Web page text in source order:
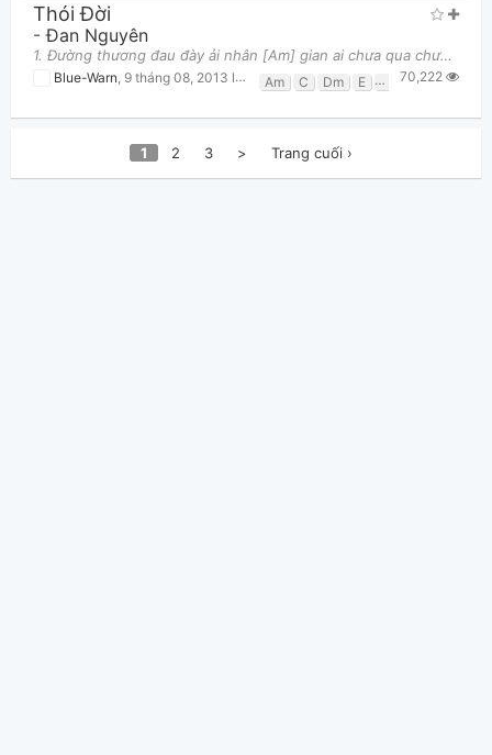
Thói Đời
-Đan Nguyên
1. Đường thương đau đày ải nhân [Am] gian ai chưa qua chưa phải là người Trong thói [C] đời, cười r
Blue-Warn, 9 tháng 08, 2013 lúc 06:20am Am C Dm E E7 F
70,222
1 2 3 > Trang cuối ›